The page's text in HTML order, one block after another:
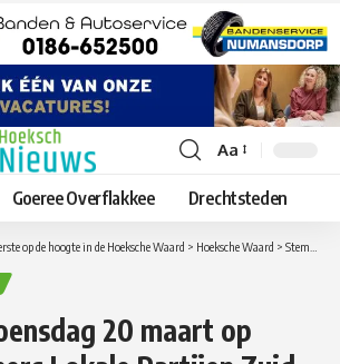
Lettergrootte
aanpassen
Aa
Goeree Overflakkee Drechtsteden
op de hoogte in de Hoeksche Waard > Hoeksche Waard > Stem op woensdag 20 maart op Ruud Lammers Lokale Partijen Zuid-Holland Lijst 16.
20 maart op